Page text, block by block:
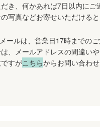
き、何かあれば7日以内にご
写真などお寄せいただける
ールは、営業日17時までの
、メールアドレスの間違い
すがこちらからお問い合わ